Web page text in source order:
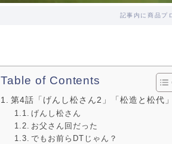
記事内に商品プ
Table of Contents
第4話「げんし松さん2」「松造と松代」
げんし松さん
お父さん回だった
でもお前らDTじゃん？